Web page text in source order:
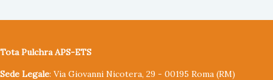
Tota Pulchra APS-ETS
Sede Legale: Via Giovanni Nicotera, 29 - 00195 Roma (RM)